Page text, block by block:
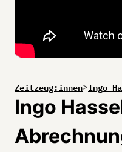
Zeitzeug:innen>Ingo
Ingo